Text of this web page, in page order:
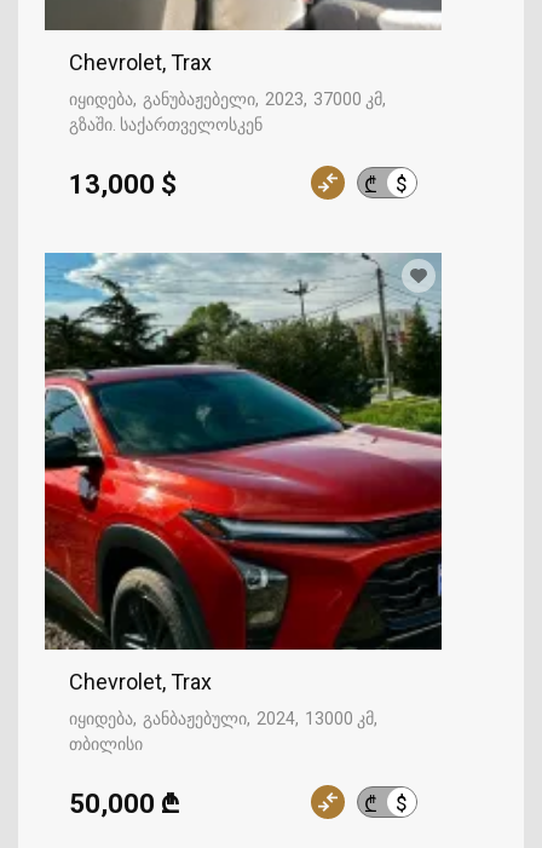
Chevrolet, Trax
იყიდება განუბაჟებელი 2023
37000 კმ
გზაში. საქართველოსკენ
₾ $
13,000 $
Chevrolet, Trax
იყიდება განბაჟებული 2024 13000 კმ
თბილისი
₾ $
50,000 ₾